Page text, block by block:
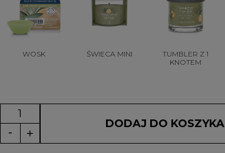
WOSK ŚWIECA MINI
TUMBLER Z 1
KNOTEM
DODAJ DO KOSZYKA